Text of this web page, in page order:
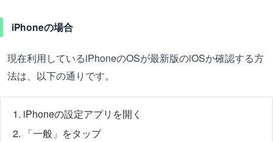
iPhoneの場合
現在利用しているiPhoneのOSが最新版のiOSか確認する方
法は、以下の通りです。
iPhoneの設定アプリを開く
「一般」をタップ